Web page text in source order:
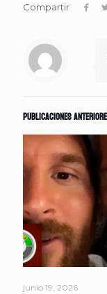
Compartir
Publicaciones
junio 19, 2026